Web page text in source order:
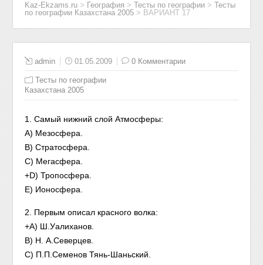
Kaz-Ekzams.ru > География >Тесты по географии >Тесты
по географии Казахстана 2005 > ВАРИАНТ 17
admin 01.05.2009 0 Комментарии
Тесты по географии
Казахстана 2005
1. Самый нижний слой Атмосферы:
А) Мезосфера.
B) Стратосфера.
C) Мегасфера.
+D) Тропосфера.
Е) Ионосфера.
2. Первым описал красного волка:
+A) Ш.Уалиханов.
B) Н. А.Северцев.
C) П.П.Семенов Тянь-Шаньский.